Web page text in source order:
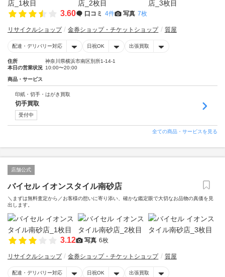
3.60 口コミ 4件 写真 7枚
リサイクルショップ 金券ショップ・チケットショップ 質屋
配達・デリバリー対応 日祝OK 出張買取
住所
神奈川県横浜市南区別所1-14-1
本日の営業状況 10:00〜20:00
商品・サービス
印紙・切手・はがき買取
切手買取
受付中
全ての商品・サービスを見る
店舗公式
バイセル イオンスタイル南砂店
＼まずは無料査定から／お客様の想いに寄り添い、確かな鑑定眼で大切なお品物の真価を見
出します。
3.12 写真 6枚
リサイクルショップ 金券ショップ・チケットショップ 質屋
配達・デリバリー対応 日祝OK 出張買取